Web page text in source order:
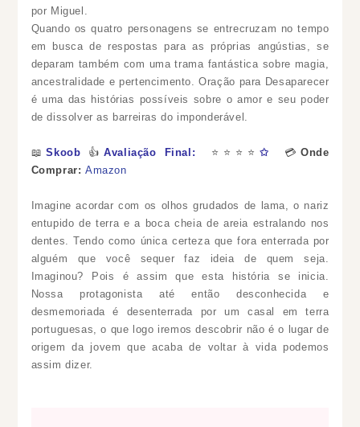
por Miguel.
Quando os quatro personagens se entrecruzam no tempo
em busca de respostas para as próprias angústias, se
deparam também com uma trama fantástica sobre magia,
ancestralidade e pertencimento. Oração para Desaparecer
é uma das histórias possíveis sobre o amor e seu poder
de dissolver as barreiras do imponderável.
📖Skoob 👍Avaliação Final: ⭐⭐⭐⭐ ✩ 💳Onde
Comprar: Amazon
Imagine acordar com os olhos grudados de lama, o nariz
entupido de terra e a boca cheia de areia estralando nos
dentes. Tendo como única certeza que fora enterrada por
alguém que você sequer faz ideia de quem seja.
Imaginou? Pois é assim que esta história se inicia.
Nossa protagonista até então desconhecida e
desmemoriada é desenterrada por um casal em terra
portuguesas, o que logo iremos descobrir não é o lugar de
origem da jovem que acaba de voltar à vida podemos
assim dizer.